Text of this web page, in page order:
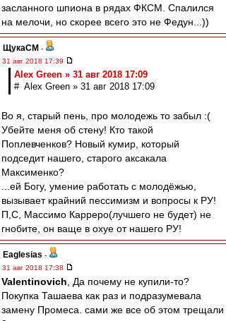
засланного шпиона в рядах ФКСМ. Спалился
на мелочи, но скорее всего это не Федун...))
ЩукаСМ -
31 авг 2018 17:39
Alex Green » 31 авг 2018 17:09
# Alex Green » 31 авг 2018 17:09
Во я, старый пень, про молодежь то забыл :(
Убейте меня об стену! Кто такой
Поплевченков? Новый кумир, который
подседит нашего, старого аксакала
Максименко?
...ей Богу, умение работать с молодёжью,
вызывает крайний пессимизм и вопросы к РУ!
П,С, Массимо Карреро(лучшего не будет) не
гнобите, он ваще в охуе от нашего РУ!
Eaglesias -
31 авг 2018 17:38
Valentinovich , Да почему не купили-то?
Покупка Ташаева как раз и подразумевала
замену Промеса. сами же все об этом трещали